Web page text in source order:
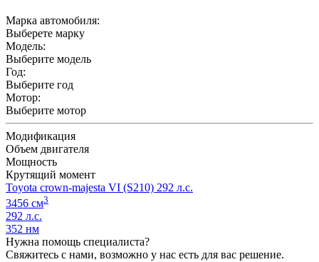
Марка автомобиля:
Выберете марку
Модель:
Выберите модель
Год:
Выберите год
Мотор:
Выберите мотор
Модификация
Объем двигателя
Мощность
Крутящий момент
Toyota crown-majesta VI (S210) 292 л.с.
3456 см3
292 л.с.
352 нм
Нужна помощь специалиста?
Свяжитесь с нами, возможно у нас есть для вас решение.